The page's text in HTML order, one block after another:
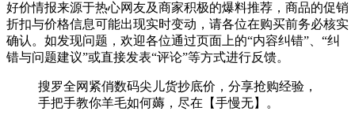
好价情报来源于热心网友及商家积极的爆料推荐，商品的促销
折扣与价格信息可能出现实时变动，请各位在购买前务必核实
确认。如发现问题，欢迎各位通过页面上的“内容纠错”、“纠
错与问题建议”或直接发表“评论”等方式进行反馈。
搜罗全网紧俏数码尖儿货抄底价，分享抢购经验，
手把手教你羊毛如何薅，尽在【手慢无】。